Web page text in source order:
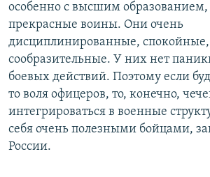
особенно с высшим образованием,
прекрасные воины. Они очень
дисциплинированные, спокойные,
сообразительные. У них нет
боевых действий. Поэтому если
то воля офицеров, то, конечно,
интегрироваться в военные
себя очень полезными бойцами,
России.